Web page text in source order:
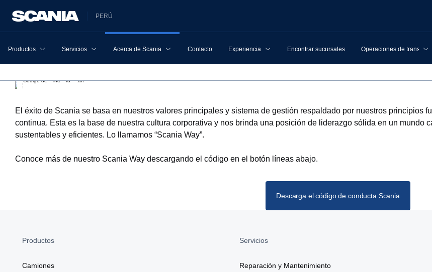
PERÚ
Productos Servicios Acerca de Scania Contacto Experiencia Encontrar sucursales Operaciones de transporte
Código de conducta
El éxito de Scania se basa en nuestros valores principales y sistema de gestión respaldado por nuestros principios
continua. Esta es la base de nuestra cultura corporativa y nos brinda una posición de liderazgo sólida en un mundo
sustentables y eficientes. Lo llamamos “Scania Way”.
Conoce más de nuestro Scania Way descargando el código en el botón líneas abajo.
Descarga el código de conducta Scania
Productos
Camiones
Servicios
Reparación y Mantenimiento